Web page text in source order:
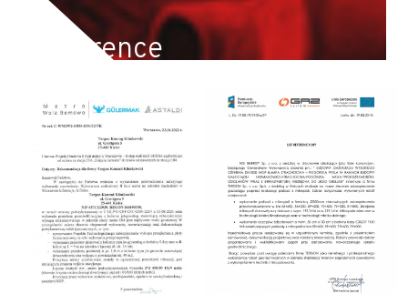
Reference
Geotechnické práce provádíme po celém Polsku a
Evropě, mezi ostatními na Slovensku, v České
republice, Rakousku v Německu.